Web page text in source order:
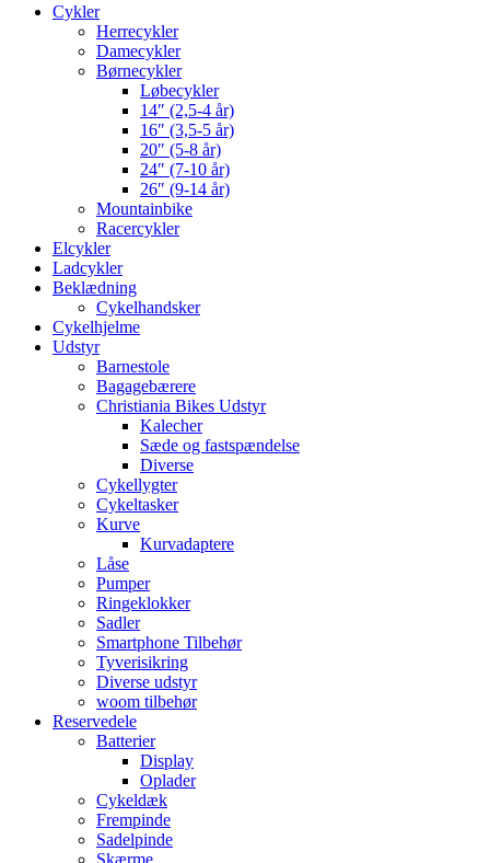
Cykler
Herrecykler
Damecykler
Børnecykler
Løbecykler
14″ (2,5-4 år)
16″ (3,5-5 år)
20″ (5-8 år)
24″ (7-10 år)
26″ (9-14 år)
Mountainbike
Racercykler
Elcykler
Ladcykler
Beklædning
Cykelhandsker
Cykelhjelme
Udstyr
Barnestole
Bagagebærere
Christiania Bikes Udstyr
Kalecher
Sæde og fastspændelse
Diverse
Cykellygter
Cykeltasker
Kurve
Kurvadaptere
Låse
Pumper
Ringeklokker
Sadler
Smartphone Tilbehør
Tyverisikring
Diverse udstyr
woom tilbehør
Reservedele
Batterier
Display
Oplader
Cykeldæk
Frempinde
Sadelpinde
Skærme